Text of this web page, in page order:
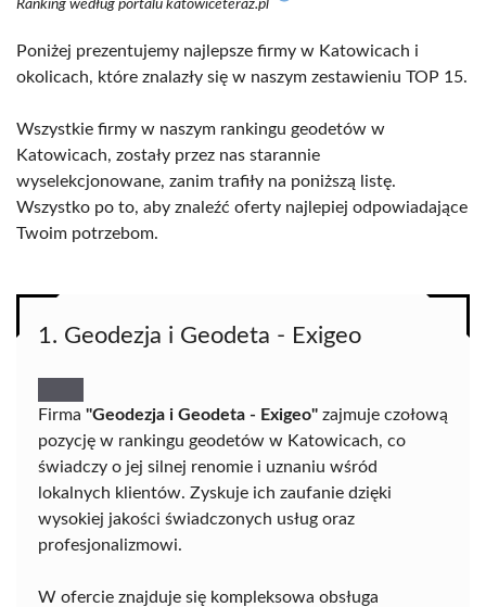
Ranking według portalu katowiceteraz.pl
Poniżej prezentujemy najlepsze firmy w Katowicach i
okolicach, które znalazły się w naszym zestawieniu TOP 15.
Wszystkie firmy w naszym rankingu geodetów w
Katowicach, zostały przez nas starannie
wyselekcjonowane, zanim trafiły na poniższą listę.
Wszystko po to, aby znaleźć oferty najlepiej odpowiadające
Twoim potrzebom.
1. Geodezja i Geodeta - Exigeo
Firma "Geodezja i Geodeta - Exigeo" zajmuje czołową
pozycję w rankingu geodetów w Katowicach, co
świadczy o jej silnej renomie i uznaniu wśród
lokalnych klientów. Zyskuje ich zaufanie dzięki
wysokiej jakości świadczonych usług oraz
profesjonalizmowi.
W ofercie znajduje się kompleksowa obsługa